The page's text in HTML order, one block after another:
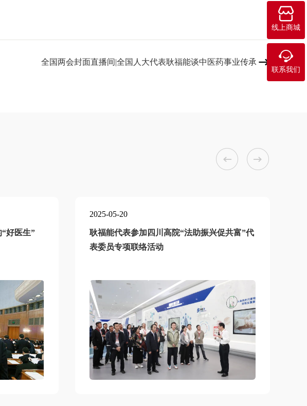
全国两会封面直播间|全国人大代表耿福能谈中医药事业传承 
 
“好医生”
2025-05-20
耿福能代表参加四川高院“法助振兴促共富”代
表委员专项联络活动

线上商城

联系我们